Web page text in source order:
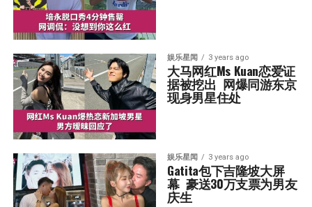
娱乐星闻 3 years ago
大马网红Ms Kuan恋爱证
据被挖出  网爆同游东京
现身男星住处
娱乐星闻 3 years ago
Gatita包下吉隆坡大屏
幕  豪送30万支票为男友
庆生